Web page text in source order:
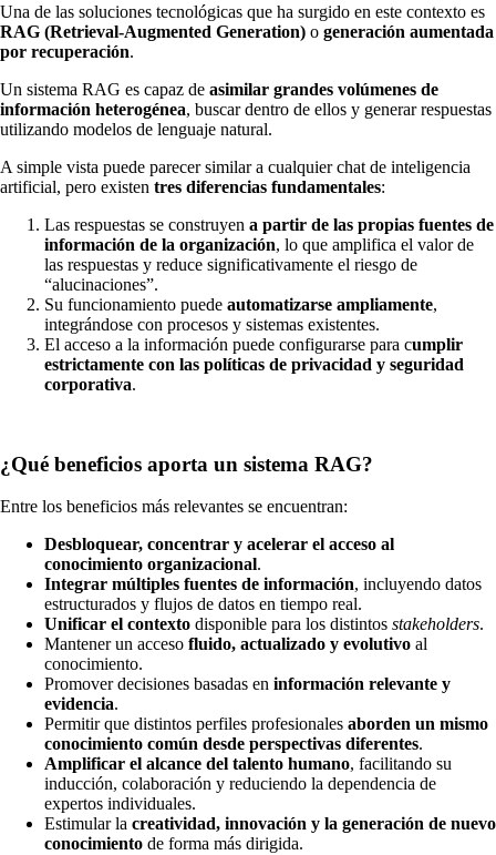
Una de las soluciones tecnológicas que ha surgido en este contexto es
RAG (Retrieval-Augmented Generation) o generación aumentada
por recuperación.
Un sistema RAG es capaz de asimilar grandes volúmenes de
información heterogénea, buscar dentro de ellos y generar respuestas
utilizando modelos de lenguaje natural.
A simple vista puede parecer similar a cualquier chat de inteligencia
artificial, pero existen tres diferencias fundamentales:
Las respuestas se construyen a partir de las propias fuentes de
información de la organización, lo que amplifica el valor de
las respuestas y reduce significativamente el riesgo de
“alucinaciones”.
Su funcionamiento puede automatizarse ampliamente,
integrándose con procesos y sistemas existentes.
El acceso a la información puede configurarse para cumplir
estrictamente con las políticas de privacidad y seguridad
corporativa.
¿Qué beneficios aporta un sistema RAG?
Entre los beneficios más relevantes se encuentran:
Desbloquear, concentrar y acelerar el acceso al
conocimiento organizacional.
Integrar múltiples fuentes de información, incluyendo datos
estructurados y flujos de datos en tiempo real.
Unificar el contexto disponible para los distintos stakeholders.
Mantener un acceso fluido, actualizado y evolutivo al
conocimiento.
Promover decisiones basadas en información relevante y
evidencia.
Permitir que distintos perfiles profesionales aborden un mismo
conocimiento común desde perspectivas diferentes.
Amplificar el alcance del talento humano, facilitando su
inducción, colaboración y reduciendo la dependencia de
expertos individuales.
Estimular la creatividad, innovación y la generación de nuevo
conocimiento de forma más dirigida.